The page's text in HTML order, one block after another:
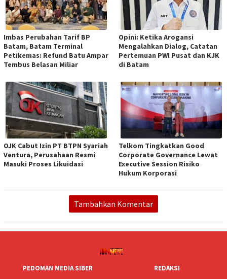
Imbas Perubahan Tarif BP
Batam, Batam Terminal
Petikemas: Refund Batu Ampar
Tembus Belasan Miliar
Opini: Ketika Arogansi
Mengalahkan Dialog, Catatan
Pertemuan PWI Pusat dan KJK
di Batam
OJK Cabut Izin PT BTPN Syariah
Ventura, Perusahaan Resmi
Masuki Proses Likuidasi
Telkom Tingkatkan Good
Corporate Governance Lewat
Executive Session Risiko
Hukum Korporasi
Tambahkan Komentar
PEDOMAN MEDIA SIBER
REDAKSI